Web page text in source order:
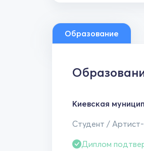
Образование
Киевская
Студент / Артист-
Диплом